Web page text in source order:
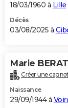
18/03/1960 à Lille
Décès
03/08/2025 à
Marie BERAT
Créer une
Naissance
29/09/1944 à